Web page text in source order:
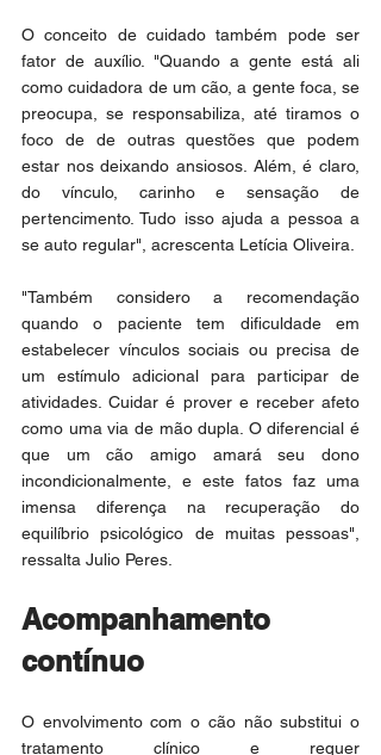
O conceito de cuidado também pode ser
fator de auxílio. "Quando a gente está ali
como cuidadora de um cão, a gente foca, se
preocupa, se responsabiliza, até tiramos o
foco de de outras questões que podem
estar nos deixando ansiosos. Além, é claro,
do vínculo, carinho e sensação de
pertencimento. Tudo isso ajuda a pessoa a
se auto regular", acrescenta Letícia Oliveira.
"Também considero a recomendação
quando o paciente tem dificuldade em
estabelecer vínculos sociais ou precisa de
um estímulo adicional para participar de
atividades. Cuidar é prover e receber afeto
como uma via de mão dupla. O diferencial é
que um cão amigo amará seu dono
incondicionalmente, e este fatos faz uma
imensa diferença na recuperação do
equilíbrio psicológico de muitas pessoas",
ressalta Julio Peres.
Acompanhamento
contínuo
O envolvimento com o cão não substitui o
tratamento clínico e requer